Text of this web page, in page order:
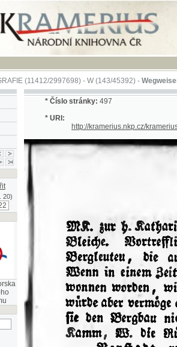
(11412/2997698) -W (143/45392)-Wegweiser durch
http://kramerius.nkp.cz/kramerius/